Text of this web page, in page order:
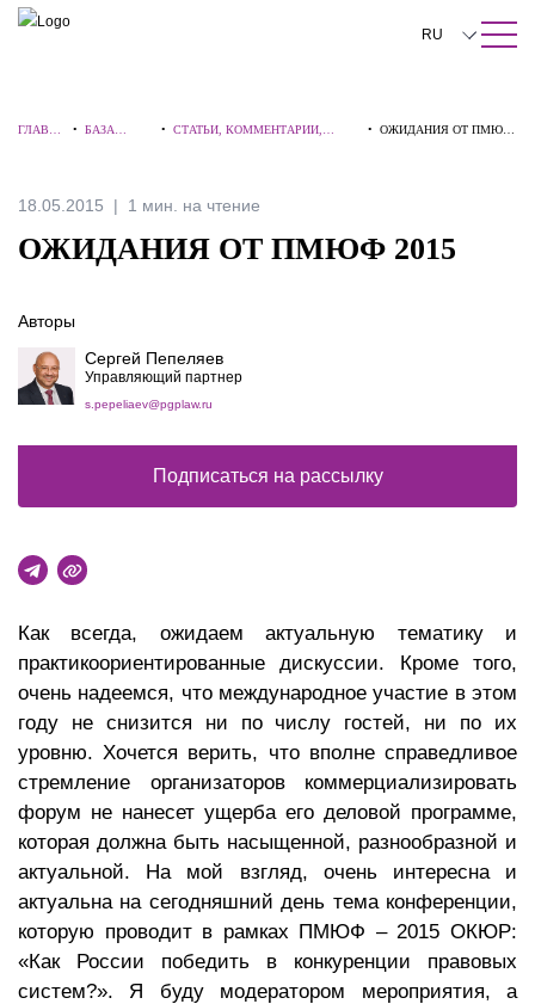
ПОИСК ПО САЙТУ Закрыть
RU
中文
Türkçe
ГЛАВНА
•БАЗА
•СТАТЬИ, КОММЕНТАРИИ,
•ОЖИДАНИЯ ОТ ПМЮФ
18.05.2015 1 мин. на чтение
ОЖИДАНИЯ ОТ ПМЮФ 2015
Как всегда, ожидаем актуальную тематику и
практикоориентированные дискуссии. Кроме того,
очень надеемся, что международное участие в этом
году не снизится ни по числу гостей, ни по их
уровню. Хочется верить, что вполне справедливое
стремление организаторов коммерциализировать
форум не нанесет ущерба его деловой программе,
которая должна быть насыщенной, разнообразной и
актуальной. На мой взгляд, очень интересна и
актуальна на сегодняшний день тема конференции,
которую проводит в рамках ПМЮФ – 2015 ОКЮР:
«Как России победить в конкуренции правовых
систем?». Я буду модератором мероприятия, а
Авторы
Сергей Пепеляев
Управляющий партнер
s.pepeliaev@pgplaw.ru
Подписаться на рассылку